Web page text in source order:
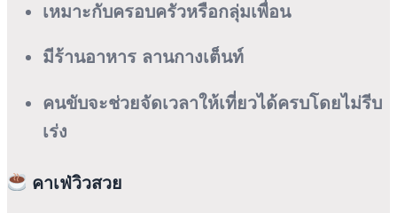
เหมาะกับครอบครัวหรือกลุ่มเพื่อน
มีร้านอาหาร ลานกางเต็นท์
คนขับจะช่วยจัดเวลาให้เที่ยวได้ครบโดยไม่รีบ
เร่ง
คาเฟ่วิวสวย